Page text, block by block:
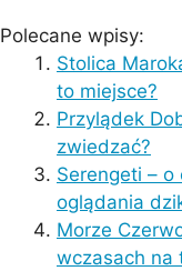
Polecane wpisy:
Stolica
to miejsce?
Przylądek
zwiedzać?
Serengeti –
oglądania
Morze
wczasach na